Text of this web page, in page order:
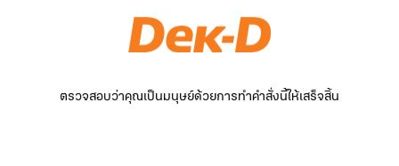
ตรวจสอบว่าคุณเป็นมนุษย์ด้วยการทำคำสั่งนี้ให้เสร็จสิ้น